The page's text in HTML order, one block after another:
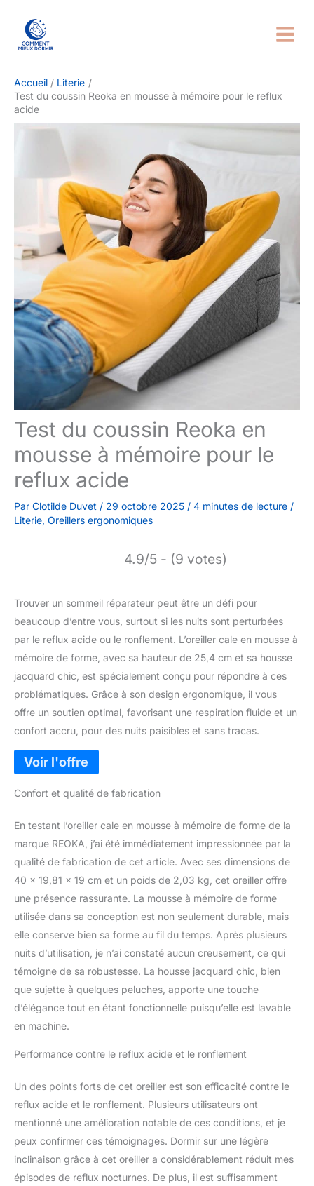
contenu
Accueil
Literie
Test du coussin Reoka en mousse à mémoire pour le reflux
acide
Test du coussin Reoka en
mousse à mémoire pour le
reflux acide
Par Clotilde Duvet / 29 octobre 2025 / 4 minutes de lecture /
Literie, Oreillers ergonomiques
4.9/5 - (9 votes)
Trouver un sommeil réparateur peut être un défi pour
beaucoup d’entre vous, surtout si les nuits sont perturbées
par le reflux acide ou le ronflement. L’oreiller cale en mousse à
mémoire de forme, avec sa hauteur de 25,4 cm et sa housse
jacquard chic, est spécialement conçu pour répondre à ces
problématiques. Grâce à son design ergonomique, il vous
offre un soutien optimal, favorisant une respiration fluide et un
confort accru, pour des nuits paisibles et sans tracas.
Confort et qualité de fabrication
En testant l’oreiller cale en mousse à mémoire de forme de la
marque REOKA, j’ai été immédiatement impressionnée par la
qualité de fabrication de cet article. Avec ses dimensions de
40 x 19,81 x 19 cm et un poids de 2,03 kg, cet oreiller offre
une présence rassurante. La mousse à mémoire de forme
utilisée dans sa conception est non seulement durable, mais
elle conserve bien sa forme au fil du temps. Après plusieurs
nuits d’utilisation, je n’ai constaté aucun creusement, ce qui
témoigne de sa robustesse. La housse jacquard chic, bien
que sujette à quelques peluches, apporte une touche
d’élégance tout en étant fonctionnelle puisqu’elle est lavable
en machine.
Performance contre le reflux acide et le ronflement
Un des points forts de cet oreiller est son efficacité contre le
reflux acide et le ronflement. Plusieurs utilisateurs ont
mentionné une amélioration notable de ces conditions, et je
peux confirmer ces témoignages. Dormir sur une légère
inclinaison grâce à cet oreiller a considérablement réduit mes
épisodes de reflux nocturnes. De plus, il est suffisamment